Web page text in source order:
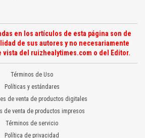
en los artículos de esta página son de
de sus autores y no necesariamente
vista del ruizhealytimes.com o del Editor.
Términos de Uso
Políticas y estándares
de venta de productos digitales
de venta de productos impresos
Términos de servicio
Política de privacidad